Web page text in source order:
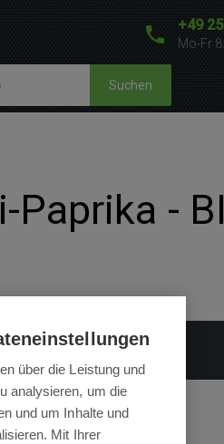
+49
Mo-Fr
Suchen
-
über die Leistung und
analysieren, um die
und um Inhalte und
Mit Ihrer